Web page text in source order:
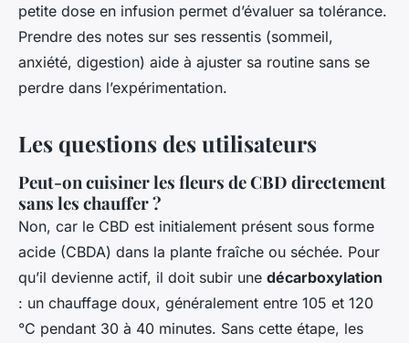
petite dose en infusion permet d’évaluer sa tolérance.
Prendre des notes sur ses ressentis (sommeil,
anxiété, digestion) aide à ajuster sa routine sans se
perdre dans l’expérimentation.
Les questions des utilisateurs
Peut-on cuisiner les fleurs de CBD directement
sans les chauffer ?
Non, car le CBD est initialement présent sous forme
acide (CBDA) dans la plante fraîche ou séchée. Pour
qu’il devienne actif, il doit subir une décarboxylation
: un chauffage doux, généralement entre 105 et 120
°C pendant 30 à 40 minutes. Sans cette étape, les